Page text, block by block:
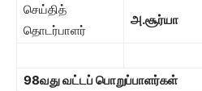
செய்தித்
தொடர்பாளர்
அ.சூர்யா
98வது வட்டப் பொறுப்பாளர்கள்